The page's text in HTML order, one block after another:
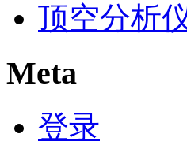
顶空分析
Meta
登录